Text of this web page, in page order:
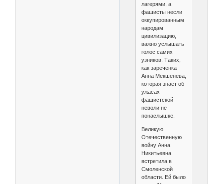
лагерями, а
фашисты несли
оккупированным
народам
цивилизацию,
важно услышать
голос самих
узников. Таких,
как зареченка
Анна Мекшенева,
которая знает об
ужасах
фашистской
неволи не
понаслышке.
Великую
Отечественную
войну Анна
Никитьевна
встретила в
Смоленской
области. Ей было